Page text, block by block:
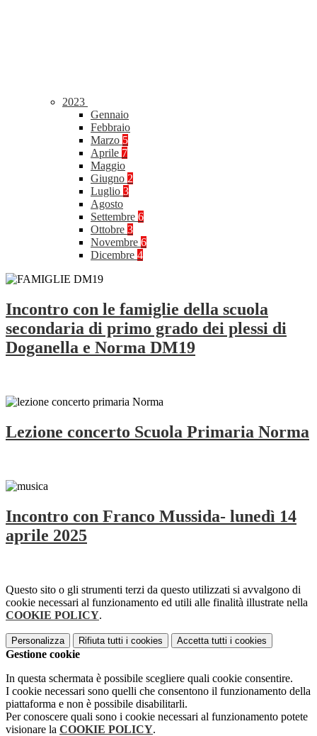
2023
Gennaio
Febbraio
Marzo 5
Aprile 7
Maggio
Giugno 2
Luglio 3
Agosto
Settembre 6
Ottobre 3
Novembre 6
Dicembre 4
Incontro con le famiglie della scuola
secondaria di primo grado dei plessi di
Doganella e Norma DM19
Lezione concerto Scuola Primaria Norma
Incontro con Franco Mussida- lunedì 14
aprile 2025
Questo sito o gli strumenti terzi da questo utilizzati si avvalgono di
cookie necessari al funzionamento ed utili alle finalità illustrate nella
COOKIE POLICY.
Personalizza Rifiuta tutti i cookies Accetta tutti i cookies
Gestione cookie
In questa schermata è possibile scegliere quali cookie consentire.
I cookie necessari sono quelli che consentono il funzionamento della
piattaforma e non è possibile disabilitarli.
Per conoscere quali sono i cookie necessari al funzionamento potete
visionare la COOKIE POLICY.